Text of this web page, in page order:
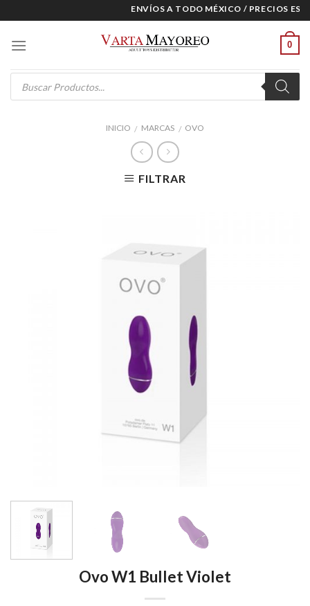
to
content
ENVÍOS A TODO MÉXICO / PRECIOS
0
Products
search
INICIO / MARCAS / OVO
FILTRAR
Ovo W1 Bullet Violet